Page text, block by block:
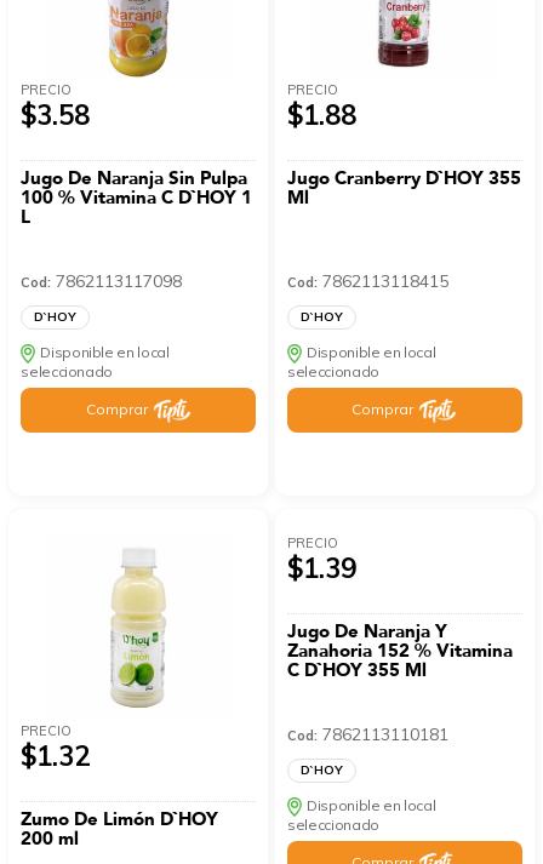
PRECIO
$3.58
Jugo De Naranja Sin Pulpa
100 % Vitamina C D`HOY 1
L
Cod: 7862113117098
D`HOY
Disponible en local
seleccionado
Comprar
PRECIO
$1.88
Jugo Cranberry D`HOY 355
Ml
Cod: 7862113118415
D`HOY
Disponible en local
seleccionado
Comprar
PRECIO
$1.32
Zumo De Limón D`HOY
200 ml
PRECIO
$1.39
Jugo De Naranja Y
Zanahoria 152 % Vitamina
C D`HOY 355 Ml
Cod: 7862113110181
D`HOY
Disponible en local
seleccionado